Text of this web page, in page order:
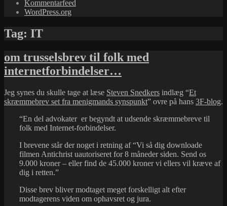
Kommentarfeed
WordPress.org
Tag: IT
om trusselsbrev til folk med
internetforbindelser…
Jeg synes du skulle tage at læse Steven Snedkers indlæg “Et
skræmmebrev set fra menigmands synspunkt” ovre på hans 3F-blog.
“En del advokater er begyndt at udsende skræmmebreve til
folk med Internet-forbindelser.
I brevene står der noget i retning af “Vi så dig downloade
filmen Antichrist uautoriseret for 8 måneder siden. Send os
9.000 kroner – eller find de 45.000 kroner vi ellers vil kræve af
dig i retten.”
Disse brev bliver modtaget meget forskelligt alt efter
modtagerens viden om ophavsret og jura.